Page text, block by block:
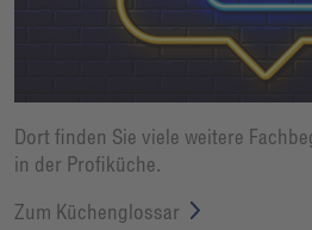
Dort finden Sie viele weitere
in der Profiküche.
Zum Küchenglossar